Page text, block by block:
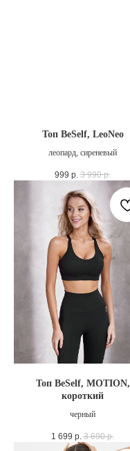
Топ BeSelf, LeoNeo
леопард, сиреневый
999 р. 3 990 р.
Топ BeSelf, MOTION,
короткий
черный
1 699 р. 3 690 р.